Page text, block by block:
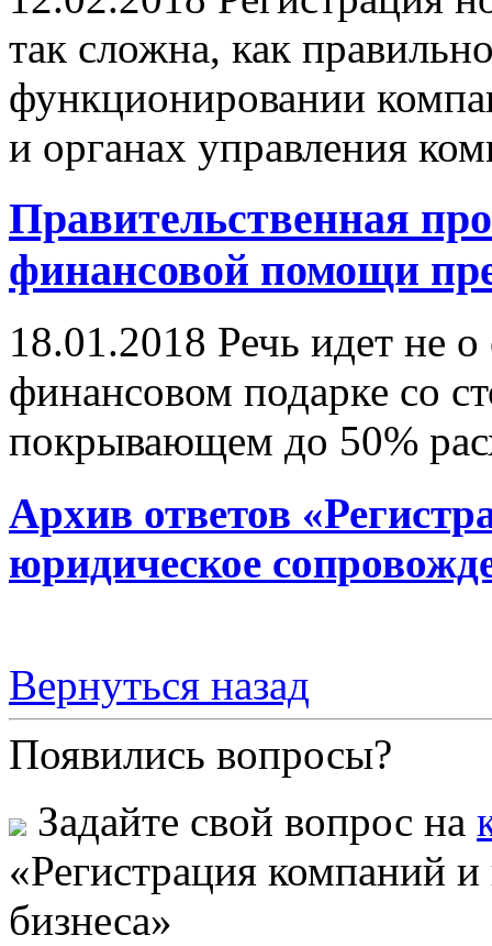
так сложна, как
функционировании
и органах управления
Правительственная
финансовой помощи
18.01.2018 Речь идет не
финансовом подарке со
покрывающем до 50%
Архив ответов
юридическое
Вернуться назад
Появились вопросы?
Задайте свой вопрос на
«Регистрация компаний
бизнеса»